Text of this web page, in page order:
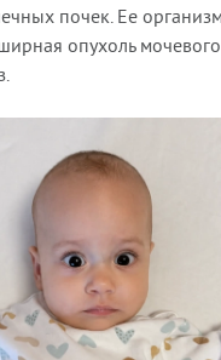
почек. Ее
опухоль